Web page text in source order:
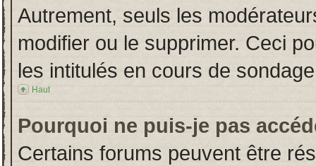
Autrement, seuls les
modifier ou le supprimer. Ceci
les intitulés en cours de
Haut
Pourquoi ne puis-je pas
Certains forums peuvent être